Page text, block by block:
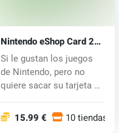
Nintendo eShop Card 25
EUR
Si le gustan los juegos
de Nintendo, pero no
quiere sacar su tarjeta de
15.99 € 10 tiendas